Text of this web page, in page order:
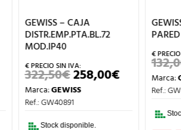
GEWISS – CAJA
DISTR.EMP.PTA.BL.72
MOD.IP40
322,50€EL
PRECIO
ORIGINAL
ERA:
258,00€EL
PRECIO
ACTUAL
258,00€.
Marca:GEWISS
Ref.: GW40891
Stock disponible.
Marca:
Ref.: